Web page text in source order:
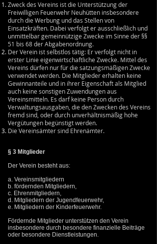
Zweck des Vereins ist die Unterstützung der
Freiwilligen Feuerwehr Neuhütten insbesondere
durch die Werbung und das Stellen von
Einsatzkräften. Dabei verfolgt er ausschließlich und
unmittelbar gemeinnützige Zwecke im Sinne der §§
51 bis 68 der Abgabenordnung.
Der Verein ist selbstlos tätig: Er verfolgt nicht in
erster Linie eigenwirtschaftliche Zwecke. Mittel des
Vereins dürfen nur für die satzungsmäßigen Zwecke
verwendet werden. Die Mitglieder erhalten keine
Gewinnanteile und in ihrer Eigenschaft als Mitglied
auch keine sonstigen Zuwendungen aus
Vereinsmitteln. Es darf keine Person durch
Verwaltungsausgaben, die den Zwecken des Vereins
fremd sind, oder durch unverhältnismäßig hohe
Vergütungen begünstigt werden.
Die Vereinsämter sind Ehrenämter.
§ 3 Mitglieder
Der Verein besteht aus:
a. Vereinsmitgliedern
b. fördernden Mitgliedern,
c. Ehrenmitgliedern,
d. Mitgliedern der Jugendfeuerwehr,
e. Mitgliedern der Kinderfeuerwehr.
Fördernde Mitglieder unterstützen den Verein
insbesondere durch besondere finanzielle Beiträge
oder besondere Dienstleistungen.